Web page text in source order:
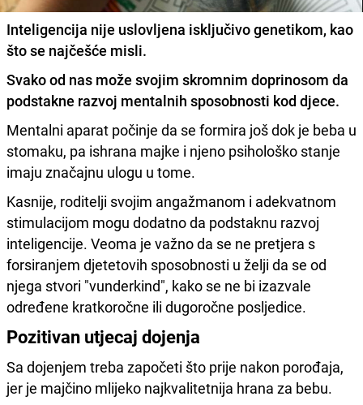
Inteligencija nije uslovljena isključivo genetikom, kao
što se najčešće misli.
Svako od nas može svojim skromnim doprinosom da
podstakne razvoj mentalnih sposobnosti kod djece.
Mentalni aparat počinje da se formira još dok je beba u
stomaku, pa ishrana majke i njeno psihološko stanje
imaju značajnu ulogu u tome.
Kasnije, roditelji svojim angažmanom i adekvatnom
stimulacijom mogu dodatno da podstaknu razvoj
inteligencije. Veoma je važno da se ne pretjera s
forsiranjem djetetovih sposobnosti u želji da se od
njega stvori "vunderkind", kako se ne bi izazvale
određene kratkoročne ili dugoročne posljedice.
Pozitivan utjecaj dojenja
Sa dojenjem treba započeti što prije nakon porođaja,
jer je majčino mlijeko najkvalitetnija hrana za bebu.